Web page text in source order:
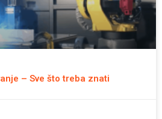
– Sve što treba znati